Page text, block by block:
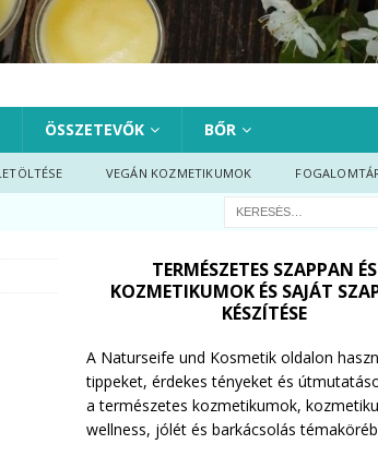
ÖSSZETEVŐK BŐR
VEGÁN KOZMETIKUMOK
TERMÉSZETES SZAPPAN ÉS
KOZMETIKUMOK ÉS SAJÁT
KÉSZÍTÉSE
A Naturseife und Kosmetik oldalon
tippeket, érdekes tényeket és
a természetes kozmetikumok,
wellness, jólét és barkácsolás